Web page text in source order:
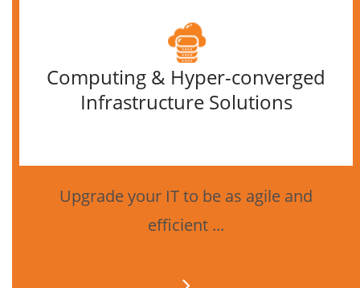
Computing & Hyper-converged
Infrastructure Solutions
Upgrade your IT to be as agile and
efficient ...